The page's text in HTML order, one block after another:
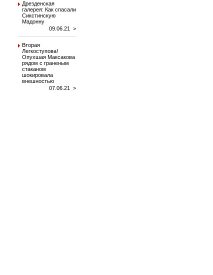
Дрезденская
галерея: Как спасали
Сикстинскую
Мадонну
09.06.21 >
Вторая
Легкоступова!
Опухшая Максакова
рядом с граненым
стаканом
шокировала
внешностью
07.06.21 >